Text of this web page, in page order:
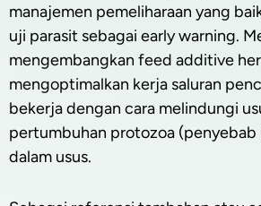
manajemen pemeliharaan yang
uji parasit sebagai early warning.
mengembangkan feed additive
mengoptimalkan kerja saluran
bekerja dengan cara melindungi
pertumbuhan protozoa (penyebab
dalam usus.